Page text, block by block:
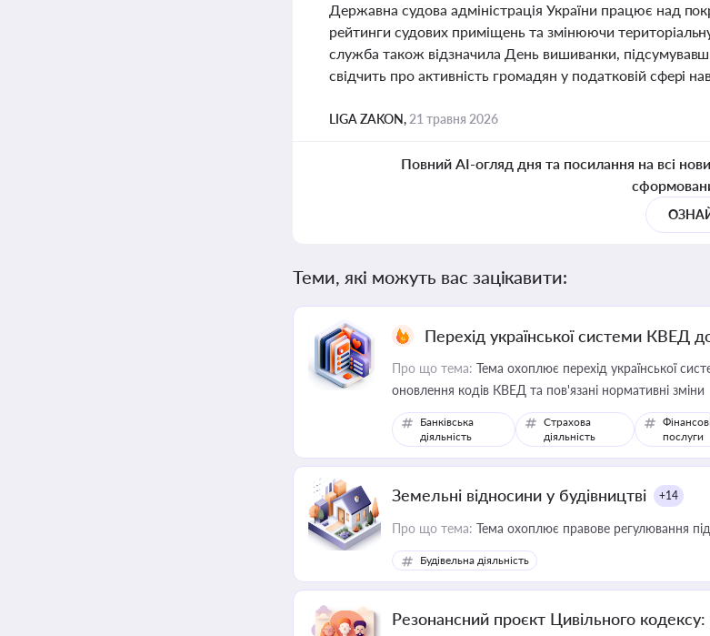
Державна судова адміністрація України працює над
рейтинги судових приміщень та змінюючи
служба також відзначила День вишиванки,
свідчить про активність громадян у податковій сфері
LIGA ZAKON, 21 травня 2026
Повний AI-огляд дня та посилання на всі
Теми, які можуть вас зацікавити:
Перехід української системи КВЕД
Про що тема: Тема охоплює перехід української
оновлення кодів КВЕД та пов'язані нормативні зміни
Банківська
діяльність
Страхова
діяльність
Фінансові
послуги
Земельні відносини у будівництві +14
Про що тема: Тема охоплює правове регулювання
Будівельна діяльність
Резонансний проєкт Цивільного кодексу: